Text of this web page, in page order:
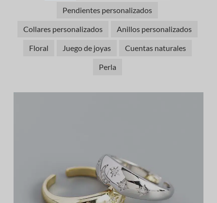
Pendientes personalizados
Collares personalizados Anillos personalizados
Floral Juego de joyas Cuentas naturales
Perla